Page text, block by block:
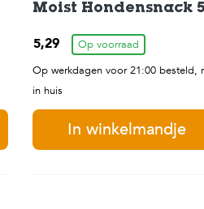
Moist Hondensnack
5,29
Op voorraad
Op werkdagen voor 21:00 besteld,
in huis
In winkelmandje